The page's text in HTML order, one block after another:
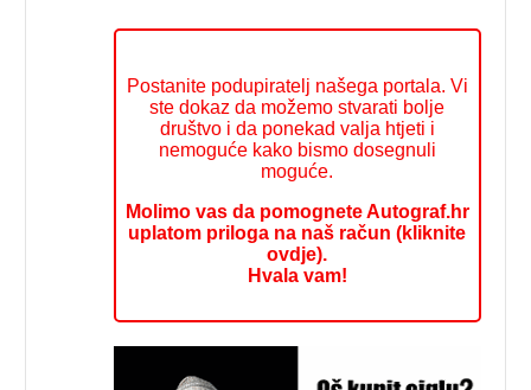
Postanite podupiratelj našega portala. Vi
ste dokaz da možemo stvarati bolje
društvo i da ponekad valja htjeti i
nemoguće kako bismo dosegnuli
moguće.
Molimo vas da pomognete Autograf.hr
uplatom priloga na naš račun (kliknite
ovdje).
Hvala vam!